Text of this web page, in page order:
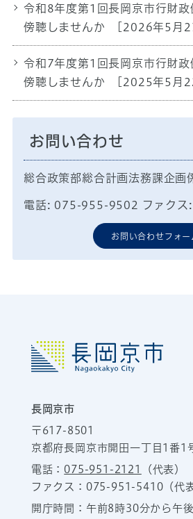
令和8年度第1回長岡京市行財政
傍聴しませんか
[2026年5月
令和7年度第1回長岡京市行財政
傍聴しませんか
[2025年5月
お問い合わせ
総合政策部総合計画法務課企画
電話: 075-955-9502 ファク
お問い合わせフォー
長岡京市
〒617-8501
京都府長岡京市開田一丁目1番1
電話：075-951-2121
（代表）
ファクス：075-951-5410（代表
開庁時間：午前8時30分から午